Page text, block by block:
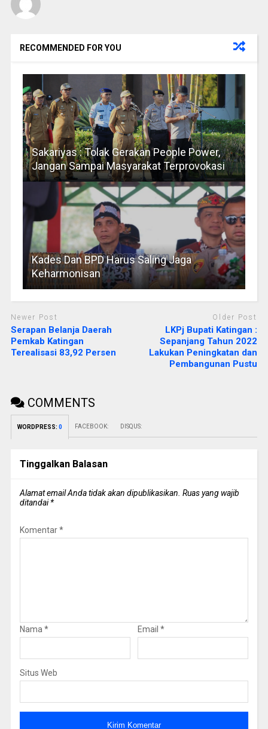
RECOMMENDED FOR YOU
Sakariyas : Tolak Gerakan People Power,
Jangan Sampai Masyarakat Terprovokasi
Kades Dan BPD Harus Saling Jaga
Keharmonisan
Newer Post
Serapan Belanja Daerah
Pemkab Katingan
Terealisasi 83,92 Persen
Older Post
LKPj Bupati Katingan :
Sepanjang Tahun 2022
Lakukan Peningkatan dan
Pembangunan Pustu
COMMENTS
WORDPRESS: 0 FACEBOOK: DISQUS:
Tinggalkan Balasan
Alamat email Anda tidak akan dipublikasikan. Ruas yang wajib
ditandai*
Komentar*
Nama * Email *
Situs Web